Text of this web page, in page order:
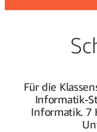
Für die
Informatik-
Informatik. 7